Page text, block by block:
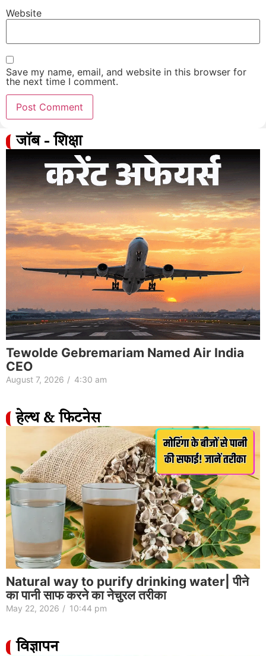
Website
Save my name, email, and website in this browser for
the next time I comment.
जॉब - शिक्षा
Tewolde Gebremariam Named Air India
CEO
August 7, 2026 / 4:30 am
हेल्थ & फिटनेस
Natural way to purify drinking water| पीने
का पानी साफ करने का नेचुरल तरीका
May 22, 2026 / 10:44 pm
विज्ञापन